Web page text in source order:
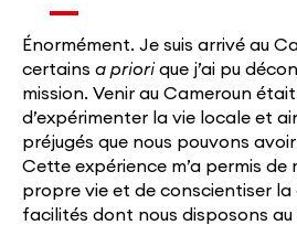
Énormément. Je suis arrivé au
certains a priori que j’ai pu
mission. Venir au Cameroun
d’expérimenter la vie locale et
préjugés que nous pouvons
Cette expérience m’a permis de
propre vie et de conscientiser la
facilités dont nous disposons au